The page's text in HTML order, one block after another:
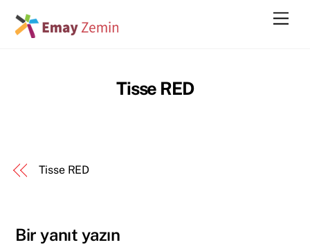
Tisse RED
Tisse RED
Bir yanıt yazın